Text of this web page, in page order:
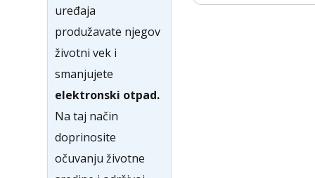
uređaja
produžavate njegov
životni vek i
smanjujete
elektronski otpad.
Na taj način
doprinosite
očuvanju životne